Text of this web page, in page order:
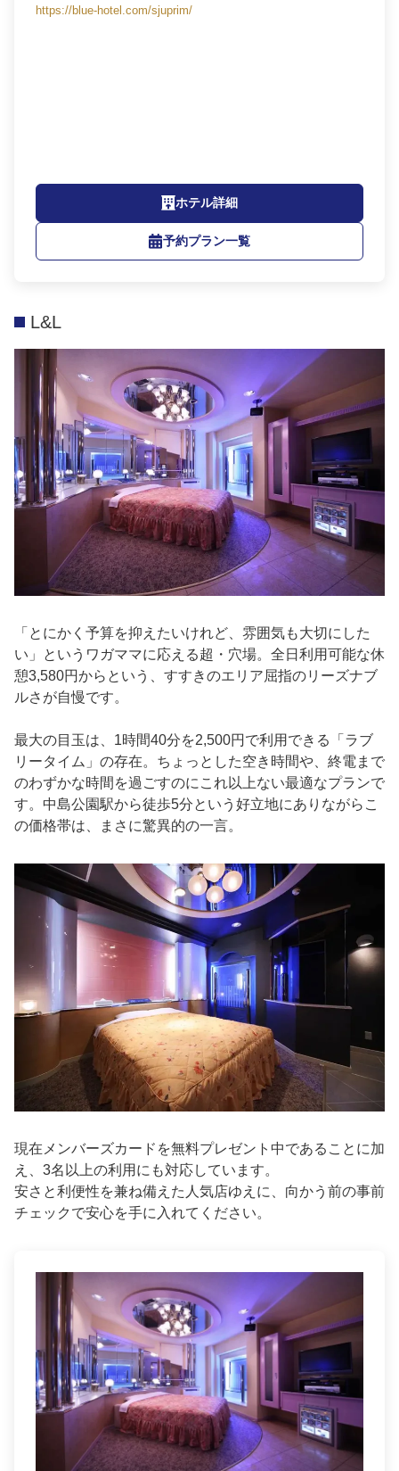
https://blue-hotel.com/sjuprim/
ホテル詳細
予約プラン一覧
L&L
「とにかく予算を抑えたいけれど、雰囲気も大切にした
い」というワガママに応える超・穴場。全日利用可能な休
憩3,580円からという、すすきのエリア屈指のリーズナブ
ルさが自慢です。
最大の目玉は、1時間40分を2,500円で利用できる「ラブ
リータイム」の存在。ちょっとした空き時間や、終電まで
のわずかな時間を過ごすのにこれ以上ない最適なプランで
す。中島公園駅から徒歩5分という好立地にありながらこ
の価格帯は、まさに驚異的の一言。
現在メンバーズカードを無料プレゼント中であることに加
え、3名以上の利用にも対応しています。
安さと利便性を兼ね備えた人気店ゆえに、向かう前の事前
チェックで安心を手に入れてください。